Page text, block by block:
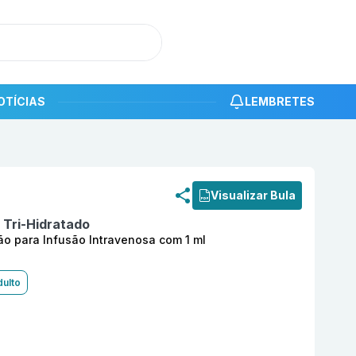
LEMBRETES
Visualizar Bula
Hidratado
para Infusão Intravenosa com 1 ml